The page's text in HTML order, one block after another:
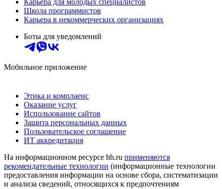
Карьера для молодых специалистов
Школа программистов
Карьера в некоммерческих организациях
Боты для уведомлений
Мобильное приложение
Этика и комплаенс
Оказание услуг
Использование сайтов
Защита персональных данных
Пользовательское соглашение
ИТ аккредитация
На информационном ресурсе hh.ru применяются
рекомендательные технологии (информационные технологии
предоставления информации на основе сбора, систематизации
и анализа сведений, относящихся к предпочтениям